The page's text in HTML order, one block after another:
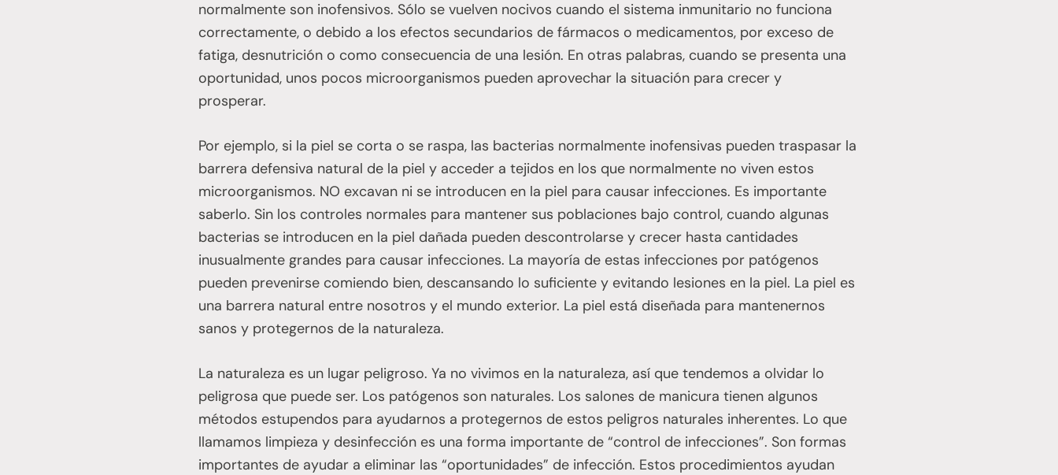
normalmente son inofensivos. Sólo se vuelven nocivos cuando el sistema inmunitario no funciona
correctamente, o debido a los efectos secundarios de fármacos o medicamentos, por exceso de
fatiga, desnutrición o como consecuencia de una lesión. En otras palabras, cuando se presenta una
oportunidad, unos pocos microorganismos pueden aprovechar la situación para crecer y
prosperar.
Por ejemplo, si la piel se corta o se raspa, las bacterias normalmente inofensivas pueden traspasar la
barrera defensiva natural de la piel y acceder a tejidos en los que normalmente no viven estos
microorganismos. NO excavan ni se introducen en la piel para causar infecciones. Es importante
saberlo. Sin los controles normales para mantener sus poblaciones bajo control, cuando algunas
bacterias se introducen en la piel dañada pueden descontrolarse y crecer hasta cantidades
inusualmente grandes para causar infecciones. La mayoría de estas infecciones por patógenos
pueden prevenirse comiendo bien, descansando lo suficiente y evitando lesiones en la piel. La piel es
una barrera natural entre nosotros y el mundo exterior. La piel está diseñada para mantenernos
sanos y protegernos de la naturaleza.
La naturaleza es un lugar peligroso. Ya no vivimos en la naturaleza, así que tendemos a olvidar lo
peligrosa que puede ser. Los patógenos son naturales. Los salones de manicura tienen algunos
métodos estupendos para ayudarnos a protegernos de estos peligros naturales inherentes. Lo que
llamamos limpieza y desinfección es una forma importante de “control de infecciones”. Son formas
importantes de ayudar a eliminar las “oportunidades” de infección. Estos procedimientos ayudan